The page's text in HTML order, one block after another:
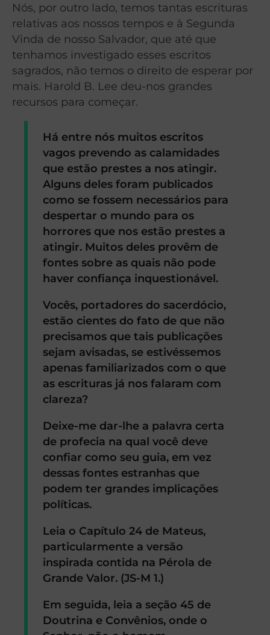
Nós, por outro lado, temos tantas escrituras
relativas aos nossos tempos e à Segunda
Vinda de nosso Salvador, que até que
tenhamos investigado esses escritos
sagrados, não temos o direito de esperar por
mais. Harold B. Lee deu-nos grandes
recursos para começar.
Há entre nós muitos escritos
vagos prevendo as calamidades
que estão prestes a nos atingir.
Alguns deles foram publicados
como se fossem necessários para
despertar o mundo para os
horrores que nos estão prestes a
atingir. Muitos deles provêm de
fontes sobre as quais não pode
haver confiança inquestionável.
Vocês, portadores do sacerdócio,
estão cientes do fato de que não
precisamos que tais publicações
sejam avisadas, se estivéssemos
apenas familiarizados com o que
as escrituras já nos falaram com
clareza?
Deixe-me dar-lhe a palavra certa
de profecia na qual você deve
confiar como seu guia, em vez
dessas fontes estranhas que
podem ter grandes implicações
políticas.
Leia o Capítulo 24 de Mateus,
particularmente a versão
inspirada contida na Pérola de
Grande Valor. (JS-M 1.)
Em seguida, leia a seção 45 de
Doutrina e Convênios, onde o